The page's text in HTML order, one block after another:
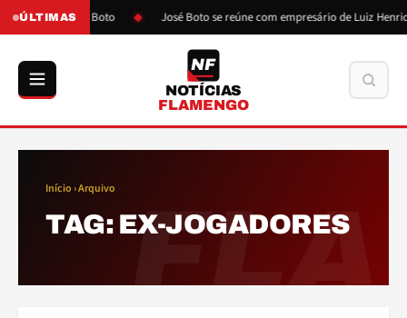
ÚLTIMAS
pressão de Boto José Boto se reúne com empresário de Luiz
NF
NOTÍCIAS
FLAMENGO
FLA
Início › Arquivo
TAG: EX-JOGADORES